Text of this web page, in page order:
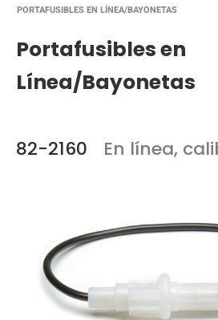
PORTAFUSIBLES EN LÍNEA/BAYONETAS
Portafusibles en
Línea/Bayonetas
82-2160 En línea,